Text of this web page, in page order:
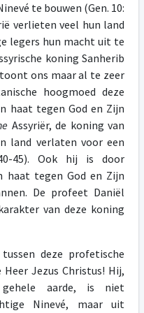
te bouwen (Gen. 10:
verlieten veel hun land
legers hun macht uit te
koning Sanherib
ons maar al te zeer
hoogmoed deze
haat tegen God en Zijn
Assyriër, de koning van
land verlaten voor een
45). Ook hij is door
haat tegen God en Zijn
De profeet Daniël
van deze koning
deze profetische
Jezus Christus! Hij,
aarde, is niet
Ninevé, maar uit